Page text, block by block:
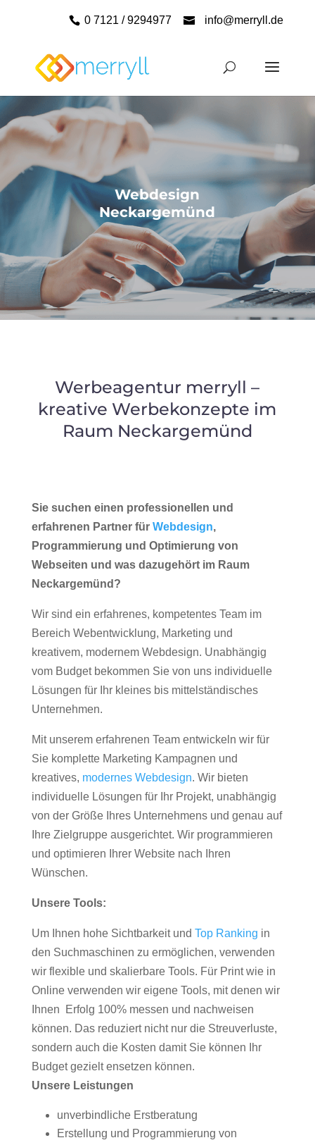
0 7121 / 9294977 info@merryll.de
Webdesign
Neckargemünd
Werbeagentur merryll –
kreative Werbekonzepte im
Raum Neckargemünd
Sie suchen einen professionellen und
erfahrenen Partner für Webdesign,
Programmierung und Optimierung von
Webseiten und was dazugehört im Raum
Neckargemünd?
Wir sind ein erfahrenes, kompetentes Team im
Bereich Webentwicklung, Marketing und
kreativem, modernem Webdesign. Unabhängig
vom Budget bekommen Sie von uns individuelle
Lösungen für Ihr kleines bis mittelständisches
Unternehmen.
Mit unserem erfahrenen Team entwickeln wir für
Sie komplette Marketing Kampagnen und
kreatives, modernes Webdesign. Wir bieten
individuelle Lösungen für Ihr Projekt, unabhängig
von der Größe Ihres Unternehmens und genau auf
Ihre Zielgruppe ausgerichtet. Wir programmieren
und optimieren Ihrer Website nach Ihren
Wünschen.
Unsere Tools:
Um Ihnen hohe Sichtbarkeit und Top Ranking in
den Suchmaschinen zu ermöglichen, verwenden
wir flexible und skalierbare Tools. Für Print wie in
Online verwenden wir eigene Tools, mit denen wir
Ihnen Erfolg 100% messen und nachweisen
können. Das reduziert nicht nur die Streuverluste,
sondern auch die Kosten damit Sie können Ihr
Budget gezielt ensetzen können.
Unsere Leistungen
unverbindliche Erstberatung
Erstellung und Programmierung von